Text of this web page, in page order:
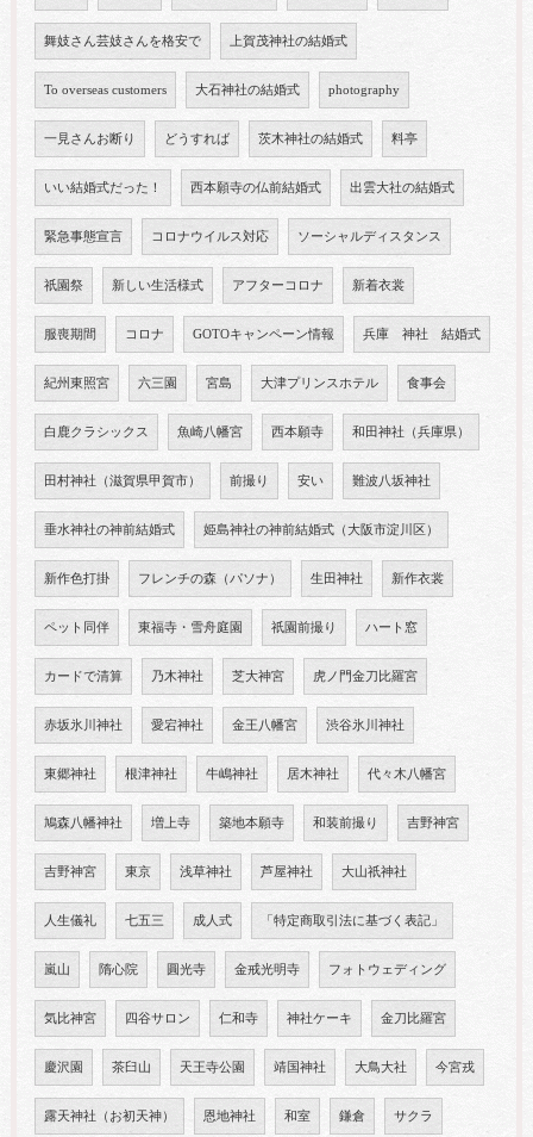
舞妓さん芸妓さんを格安で 上賀茂神社の結婚式
To overseas customers 大石神社の結婚式 photography
一見さんお断り どうすれば 茨木神社の結婚式 料亭
いい結婚式だった！ 西本願寺の仏前結婚式 出雲大社の結婚式
緊急事態宣言 コロナウイルス対応 ソーシャルディスタンス
祇園祭 新しい生活様式 アフターコロナ 新着衣裳
服喪期間 コロナ GOTOキャンペーン情報 兵庫 神社 結婚式
紀州東照宮 六三園 宮島 大津プリンスホテル 食事会
白鹿クラシックス 魚崎八幡宮 西本願寺 和田神社（兵庫県）
田村神社（滋賀県甲賀市） 前撮り 安い 難波八坂神社
垂水神社の神前結婚式 姫島神社の神前結婚式（大阪市淀川区）
新作色打掛 フレンチの森（パソナ） 生田神社 新作衣裳
ペット同伴 東福寺・雪舟庭園 祇園前撮り ハート窓
カードで清算 乃木神社 芝大神宮 虎ノ門金刀比羅宮
赤坂氷川神社 愛宕神社 金王八幡宮 渋谷氷川神社
東郷神社 根津神社 牛嶋神社 居木神社 代々木八幡宮
鳩森八幡神社 増上寺 築地本願寺 和装前撮り 吉野神宮
吉野神宮 東京 浅草神社 芦屋神社 大山祇神社
人生儀礼 七五三 成人式 「特定商取引法に基づく表記」
嵐山 隋心院 圓光寺 金戒光明寺 フォトウェディング
気比神宮 四谷サロン 仁和寺 神社ケーキ 金刀比羅宮
慶沢園 茶臼山 天王寺公園 靖国神社 大鳥大社 今宮戎
露天神社（お初天神） 恩地神社 和室 鎌倉 サクラ